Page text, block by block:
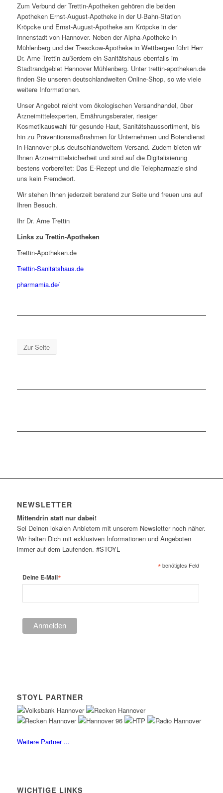
Zum Verbund der Trettin-Apotheken gehören die beiden
Apotheken Ernst-August-Apotheke in der U-Bahn-Station
Kröpcke und Ernst-August-Apotheke am Kröpcke in der
Innenstadt von Hannover. Neben der Alpha-Apotheke in
Mühlenberg und der Tresckow-Apotheke in Wettbergen führt Herr
Dr. Arne Trettin außerdem ein Sanitätshaus ebenfalls im
Stadtrandgebiet Hannover Mühlenberg. Unter trettin-apotheken.de
finden Sie unseren deutschlandweiten Online-Shop, so wie viele
weitere Informationen.
Unser Angebot reicht vom ökologischen Versandhandel, über
Arzneimittelexperten, Ernährungsberater, riesiger
Kosmetikauswahl für gesunde Haut, Sanitätshaussortiment, bis
hin zu Präventionsmaßnahmen für Unternehmen und Botendienst
in Hannover plus deutschlandweitem Versand. Zudem bieten wir
Ihnen Arzneimittelsicherheit und sind auf die Digitalisierung
bestens vorbereitet: Das E-Rezept und die Telepharmazie sind
uns kein Fremdwort.
Wir stehen Ihnen jederzeit beratend zur Seite und freuen uns auf
Ihren Besuch.
Ihr Dr. Arne Trettin
Links zu Trettin-Apotheken
Trettin-Apotheken.de
Trettin-Sanitätshaus.de
pharmamia.de/
Zur Seite
NEWSLETTER
Mittendrin statt nur dabei!
Sei Deinen lokalen Anbietern mit unserem Newsletter noch näher.
Wir halten Dich mit exklusiven Informationen und Angeboten
immer auf dem Laufenden. #STOYL
*benötigtes Feld
Deine E-Mail*
STOYL PARTNER
Weitere Partner ...
WICHTIGE LINKS